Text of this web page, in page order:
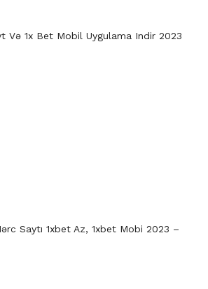
Və 1x Bet Mobil Uygulama Indir 2023
Saytı 1xbet Az, 1xbet Mobi 2023 –